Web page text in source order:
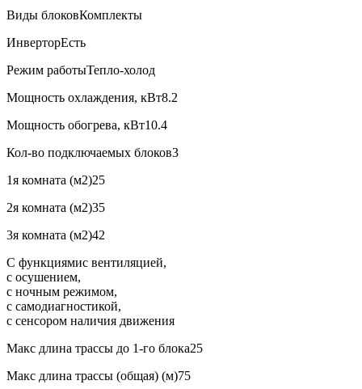
Виды блоковКомплекты
ИнверторЕсть
Режим работыТепло-холод
Мощность охлаждения, кВт8.2
Мощность обогрева, кВт10.4
Кол-во подключаемых блоков3
1я комната (м2)25
2я комната (м2)35
3я комната (м2)42
С функциямис вентиляцией,
с осушением,
с ночным режимом,
с самодиагностикой,
с сенсором наличия движения
Макс длина трассы до 1-го блока25
Макс длина трассы (общая) (м)75